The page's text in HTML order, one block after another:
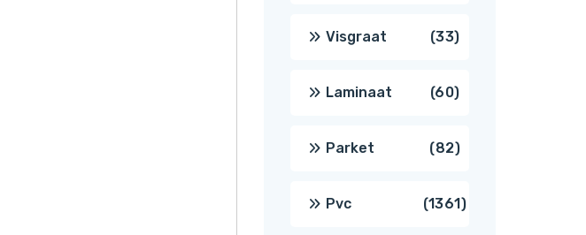
Visgraat 3333
producten
Laminaat 6060
producten
Parket 8282
producten
Pvc 13611361